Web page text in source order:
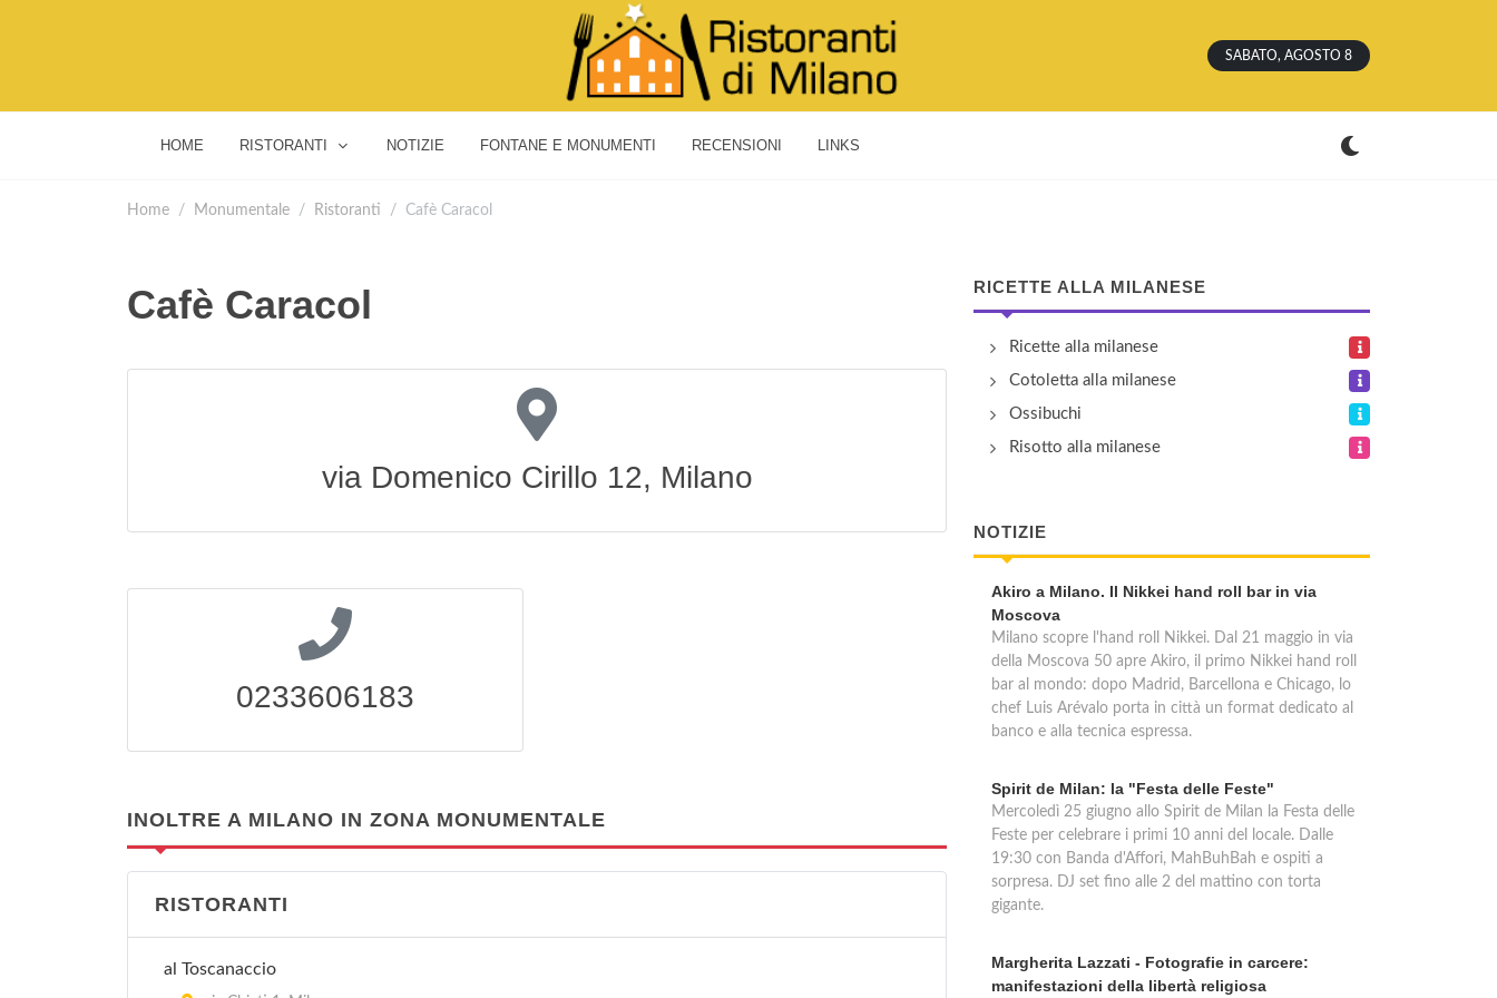
SABATO, AGOSTO 8
HOME RISTORANTI NOTIZIE FONTANE E MONUMENTI RECENSIONI LINKS
Home Monumentale Ristoranti Cafè Caracol
Cafè Caracol
via Domenico Cirillo 12, Milano
0233606183
INOLTRE A MILANO IN ZONA MONUMENTALE
RISTORANTI
al Toscanaccio
RICETTE ALLA MILANESE
Ricette alla milanese
Cotoletta alla milanese
Ossibuchi
Risotto alla milanese
NOTIZIE
Akiro a Milano. Il Nikkei hand roll bar in via
Moscova
Milano scopre l'hand roll Nikkei. Dal 21 maggio in via
della Moscova 50 apre Akiro, il primo Nikkei hand roll
bar al mondo: dopo Madrid, Barcellona e Chicago, lo
chef Luis Arévalo porta in città un format dedicato al
banco e alla tecnica espressa.
Spirit de Milan: la "Festa delle Feste"
Mercoledì 25 giugno allo Spirit de Milan la Festa delle
Feste per celebrare i primi 10 anni del locale. Dalle
19:30 con Banda d'Affori, MahBuhBah e ospiti a
sorpresa. DJ set fino alle 2 del mattino con torta
gigante.
Margherita Lazzati - Fotografie in carcere:
manifestazioni della libertà religiosa